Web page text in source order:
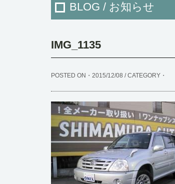
BLOG / お知らせ
IMG_1135
POSTED ON・2015/12/08 / CATEGORY・